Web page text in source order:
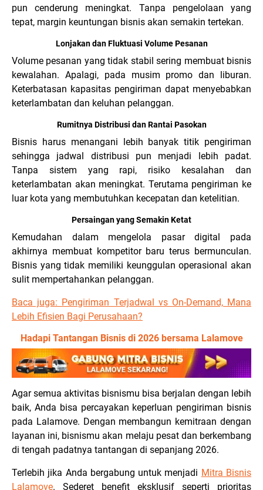
pun cenderung meningkat. Tanpa pengelolaan yang
tepat, margin keuntungan bisnis akan semakin tertekan.
Lonjakan dan Fluktuasi Volume Pesanan
Volume pesanan yang tidak stabil sering membuat bisnis
kewalahan. Apalagi, pada musim promo dan liburan.
Keterbatasan kapasitas pengiriman dapat menyebabkan
keterlambatan dan keluhan pelanggan.
Rumitnya Distribusi dan Rantai Pasokan
Bisnis harus menangani lebih banyak titik pengiriman
sehingga jadwal distribusi pun menjadi lebih padat.
Tanpa sistem yang rapi, risiko kesalahan dan
keterlambatan akan meningkat. Terutama pengiriman ke
luar kota yang membutuhkan kecepatan dan ketelitian.
Persaingan yang Semakin Ketat
Kemudahan dalam mengelola pasar digital pada
akhirnya membuat kompetitor baru terus bermunculan.
Bisnis yang tidak memiliki keunggulan operasional akan
sulit mempertahankan pelanggan.
Baca juga: Pengiriman Terjadwal vs On-Demand, Mana
Lebih Efisien Bagi Perusahaan?
Hadapi Tantangan Bisnis di 2026 bersama Lalamove
Agar semua aktivitas bisnismu bisa berjalan dengan lebih
baik, Anda bisa percayakan keperluan pengiriman bisnis
pada Lalamove. Dengan membangun kemitraan dengan
layanan ini, bisnismu akan melaju pesat dan berkembang
di tengah padatnya tantangan di sepanjang 2026.
Terlebih jika Anda bergabung untuk menjadi Mitra Bisnis
Lalamove. Sederet benefit eksklusif seperti prioritas